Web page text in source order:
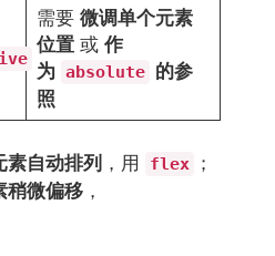
需要 微调单个元素
位置或 作
为 absolute 的参
照
素自动排列 ，用 flex
；
稍微偏移 ，